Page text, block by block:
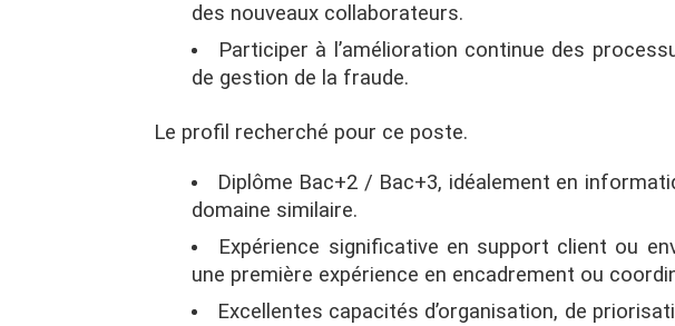
des nouveaux collaborateurs.
Participer à l’amélioration continue des
de gestion de la fraude.
Le profil recherché pour ce poste.
Diplôme Bac+2 / Bac+3, idéalement en
domaine similaire.
Expérience significative en support client ou
une première expérience en encadrement ou
Excellentes capacités d’organisation, de